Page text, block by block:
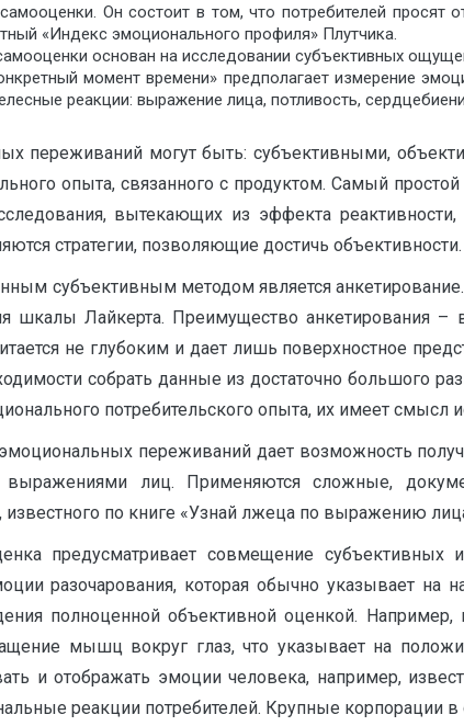
Он состоит в том, что потребителей просят
«Индекс эмоционального профиля» Плутчика.
основан на исследовании субъективных
момент времени» предполагает измерение
реакции: выражение лица, потливость,
переживаний могут быть: субъективными,
опыта, связанного с продуктом. Самый
вытекающих из эффекта
стратегии, позволяющие достичь объективности.
субъективным методом является
Лайкерта. Преимущество анкетирования –
не глубоким и дает лишь поверхностное
собрать данные из достаточно большого
потребительского опыта, их имеет смысл
переживаний дает возможность
выражениями лиц. Применяются сложные,
по книге «Узнай лжеца по выражению
предусматривает совмещение
разочарования, которая обычно указывает
полноценной объективной оценкой.
мышц вокруг глаз, что указывает на
и отображать эмоции человека, например,
реакции потребителей. Крупные корпорации